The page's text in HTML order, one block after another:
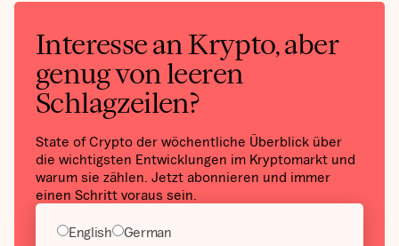
Interesse an Krypto, aber
genug von leeren
Schlagzeilen?
State of Crypto der wöchentliche Überblick über
die wichtigsten Entwicklungen im Kryptomarkt und
warum sie zählen. Jetzt abonnieren und immer
einen Schritt voraus sein.
English German